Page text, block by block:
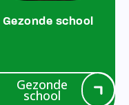
Gezonde school
Gezonde
school